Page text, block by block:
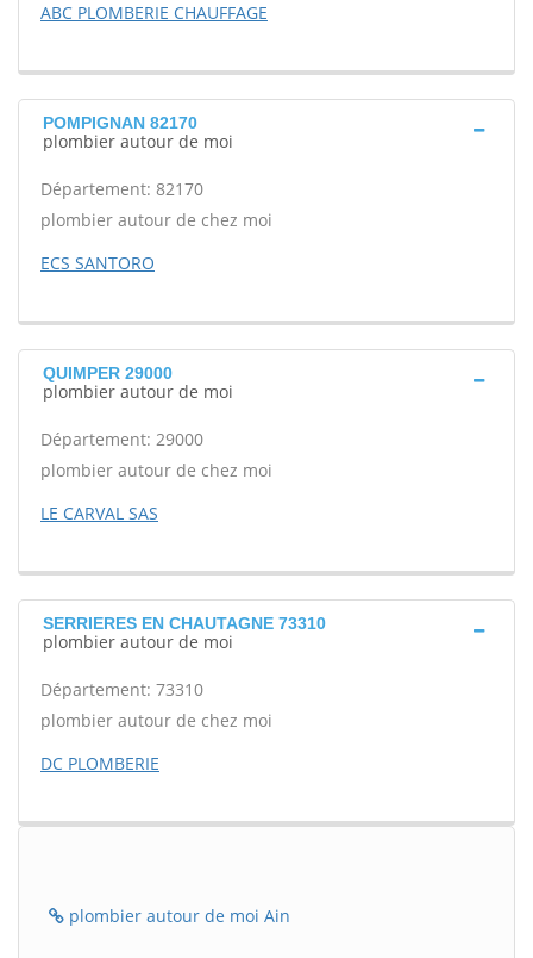
ABC PLOMBERIE CHAUFFAGE
POMPIGNAN 82170
plombier autour de moi
Département: 82170
plombier autour de chez moi
ECS SANTORO
QUIMPER 29000
plombier autour de moi
Département: 29000
plombier autour de chez moi
LE CARVAL SAS
SERRIERES EN CHAUTAGNE 73310
plombier autour de moi
Département: 73310
plombier autour de chez moi
DC PLOMBERIE
plombier autour de moi Ain